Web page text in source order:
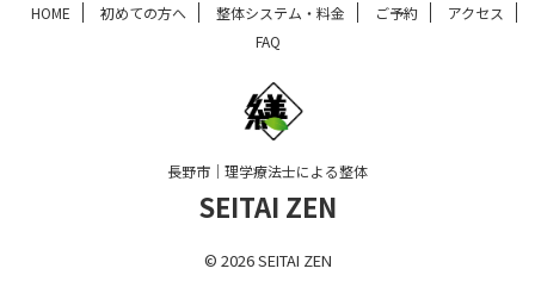
HOME 初めての方へ 整体システム・料金 ご予約
アクセス
FAQ
長野市｜理学療法士による整体
SEITAI ZEN
© 2026 SEITAI ZEN